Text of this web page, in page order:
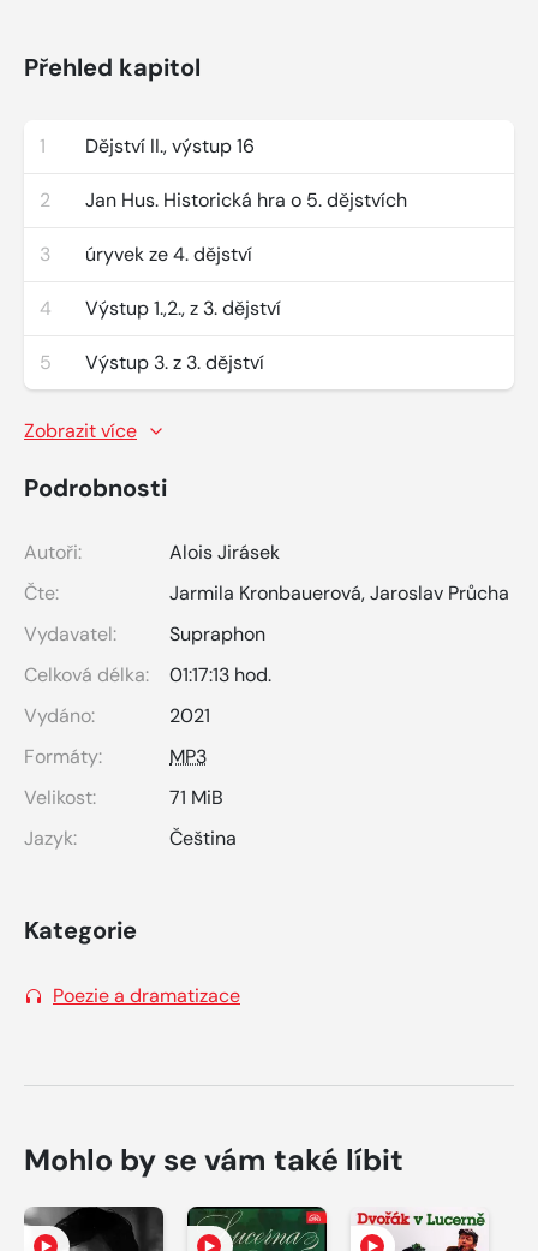
Přehled kapitol
1 Dějství II., výstup 16
2 Jan Hus. Historická hra o 5. dějstvích
3 úryvek ze 4. dějství
4 Výstup 1.,2., z 3. dějství
5 Výstup 3. z 3. dějství
Zobrazit více
Podrobnosti
Autoři:
Alois Jirásek
Čte:
Jarmila Kronbauerová,Jaroslav Průcha
Vydavatel:
Supraphon
Celková délka:
01:17:13 hod.
Vydáno:
2021
Formáty:
MP3
Velikost:
71 MiB
Jazyk:
Čeština
Kategorie
Poezie a dramatizace
Mohlo by se vám také líbit